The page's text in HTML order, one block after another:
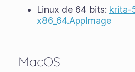
Linux de 64 bits: krita-
x86_64.AppImage
MacOS